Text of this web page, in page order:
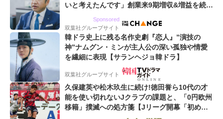
いと考えたんです」創業来9期増収&増益を続け
Sponsored
双葉社グループサイト
韓ドラ史上に残る名作史劇『恋人』”演技の
神”ナムグン・ミンが主人公の深い孤独や情愛
を繊細に表現【サランヘジョ韓ドラ】
双葉社グループサイト
久保建英や松木玖生に続け!徳田誉ら10代の才
能を使い切れないJクラブの課題と、「0円欧州
移籍」撲滅への処方箋【Jリーグ開幕「初めて
の秋春制」の大激論】(5)